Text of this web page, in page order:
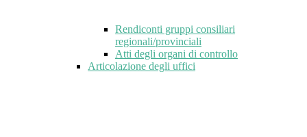
Rendiconti gruppi consiliari
regionali/provinciali
Atti degli organi di controllo
Articolazione degli uffici